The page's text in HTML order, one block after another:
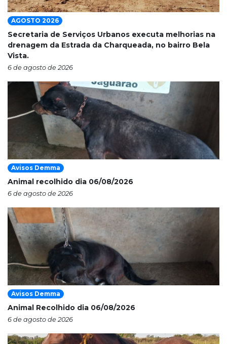
AGOSTO 2026
Secretaria de Serviços Urbanos executa melhorias na
drenagem da Estrada da Charqueada, no bairro Bela
Vista.
6 de agosto de 2026
Avisos Demma
Animal recolhido dia 06/08/2026
6 de agosto de 2026
Avisos Demma
Animal Recolhido dia 06/08/2026
6 de agosto de 2026